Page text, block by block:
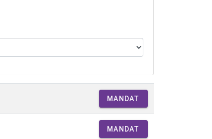
MANDAT
MANDAT